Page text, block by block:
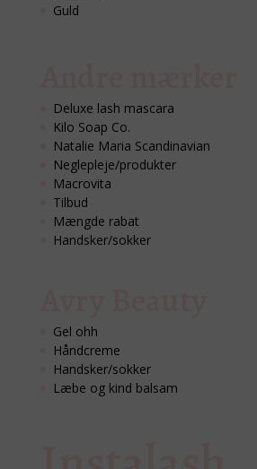
Guld
Deluxe lash mascara
Kilo Soap Co.
Natalie Maria Scandinavian
Neglepleje/produkter
Macrovita
Tilbud
Mængde rabat
Handsker/sokker
Gel ohh
Håndcreme
Handsker/sokker
Læbe og kind balsam